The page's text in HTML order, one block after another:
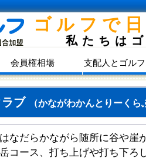
ゴルフで
私たちは
会員権相場 支配人とゴル
ブ （かながわかんとりーくら
なだらかながら随所に谷や崖
コース、打ち上げや打ち下ろ